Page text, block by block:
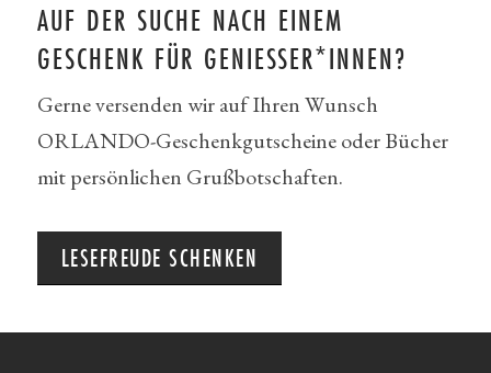
AUF DER SUCHE NACH EINEM
GESCHENK FÜR GENIESSER*INNEN?
Gerne versenden wir auf Ihren Wunsch
ORLANDO-Geschenkgutscheine oder Bücher
mit persönlichen Grußbotschaften.
LESEFREUDE SCHENKEN